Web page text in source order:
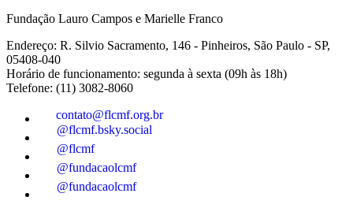
Fundação Lauro Campos e Marielle Franco
Endereço: R. Silvio Sacramento, 146 - Pinheiros, São Paulo - SP,
05408-040
Horário de funcionamento: segunda à sexta (09h às 18h)
Telefone: (11) 3082-8060
contato@flcmf.org.br
@flcmf.bsky.social
@flcmf
@fundacaolcmf
@fundacaolcmf